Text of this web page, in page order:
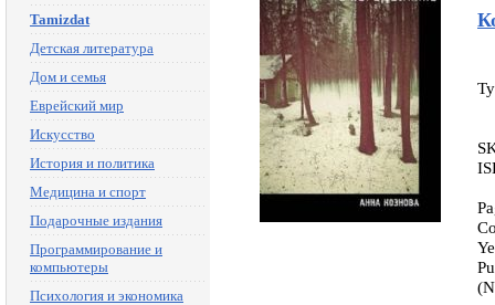
Tamizdat
Детская литература
Дом и семья
Еврейский мир
Искусство
История и политика
Медицина и спорт
Подарочные издания
Программирование и
компьютеры
Психология и экономика